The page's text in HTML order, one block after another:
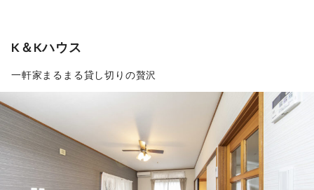
K＆Kハウス
一軒家まるまる貸し切りの贅沢